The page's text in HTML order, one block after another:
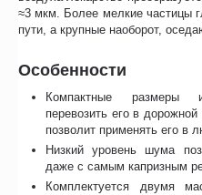
≈3 мкм. Более мелкие частицы
пути, а крупные наоборот,
Особенности
Компактные размеры
перевозить его в
позволит применять его в
Низкий уровень шума
даже с самым капризным
Комплектуется двумя